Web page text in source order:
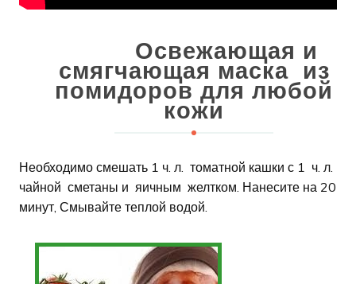
Освежающая и
смягчающая маска из
помидоров для любой
кожи
Необходимо смешать 1 ч. л. томатной кашки с 1 ч. л.
чайной сметаны и яичным желтком. Нанесите на 20
минут, Смывайте теплой водой.